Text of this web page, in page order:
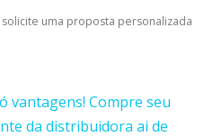
uma proposta personalizada
vantagens! Compre seu
da distribuidora ai de